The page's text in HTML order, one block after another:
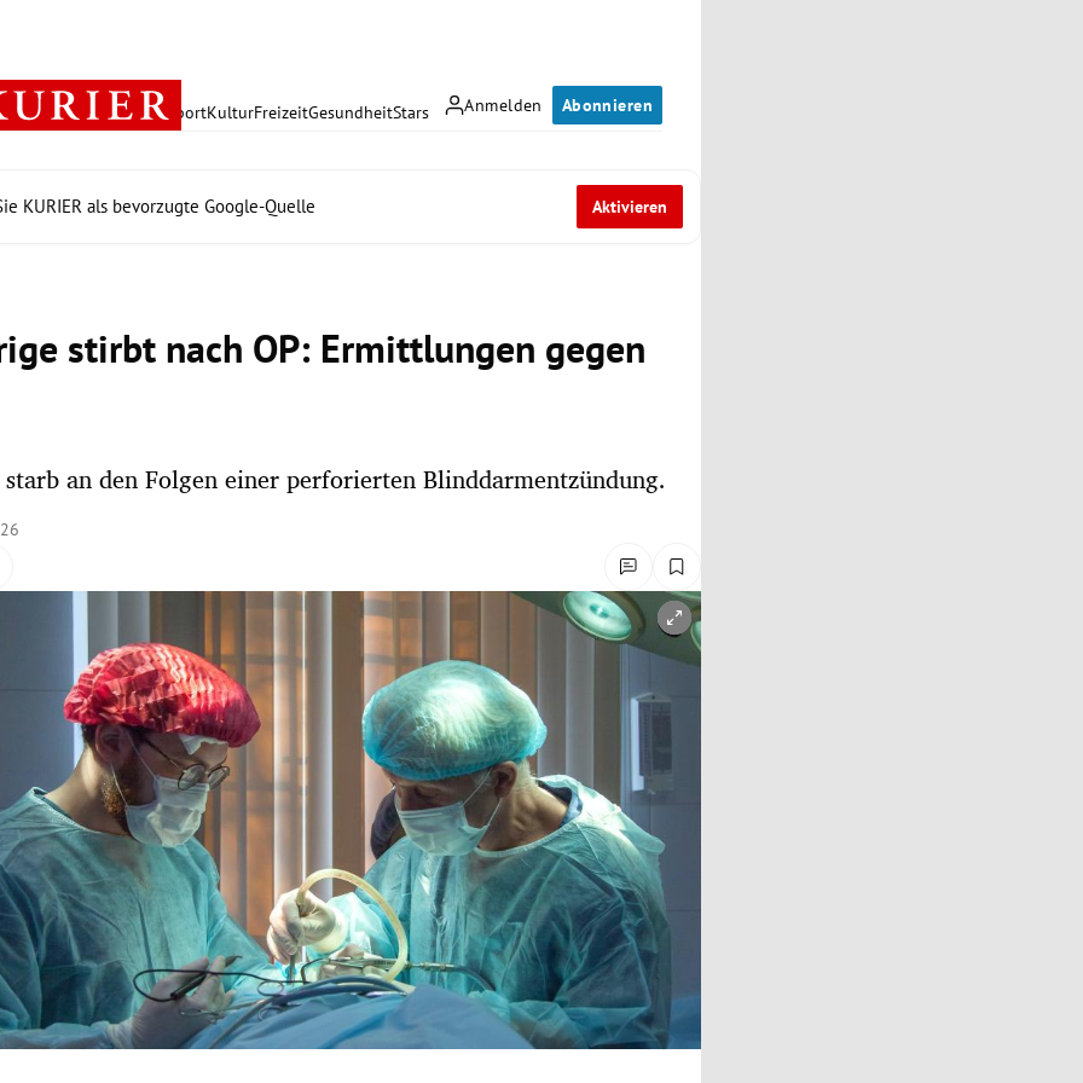
Anmelden Abonnieren
PolitikWirtschaft SportKulturFreizeitGesundheitStars
KURIER als bevorzugte Google-Quelle Aktivieren
stirbt nach OP: Ermittlungen gegen
an den Folgen einer perforierten Blinddarmentzündung.
öffnen/schließen